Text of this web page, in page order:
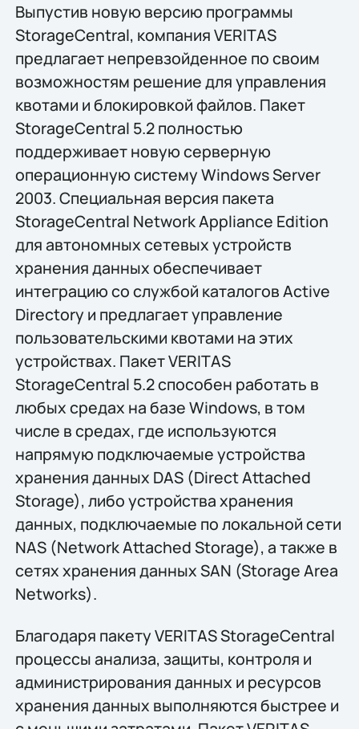
Выпустив новую версию программы
StorageCentral, компания VERITAS
предлагает непревзойденное по своим
возможностям решение для управления
квотами и блокировкой файлов. Пакет
StorageCentral 5.2 полностью
поддерживает новую серверную
операционную систему Windows Server
2003. Специальная версия пакета
StorageCentral Network Appliance Edition
для автономных сетевых устройств
хранения данных обеспечивает
интеграцию со службой каталогов Active
Directory и предлагает управление
пользовательскими квотами на этих
устройствах. Пакет VERITAS
StorageCentral 5.2 способен работать в
любых средах на базе Windows, в том
числе в средах, где используются
напрямую подключаемые устройства
хранения данных DAS (Direct Attached
Storage), либо устройства хранения
данных, подключаемые по локальной сети
NAS (Network Attached Storage), а также в
сетях хранения данных SAN (Storage Area
Networks).
Благодаря пакету VERITAS StorageCentral
процессы анализа, защиты, контроля и
администрирования данных и ресурсов
хранения данных выполняются быстрее и